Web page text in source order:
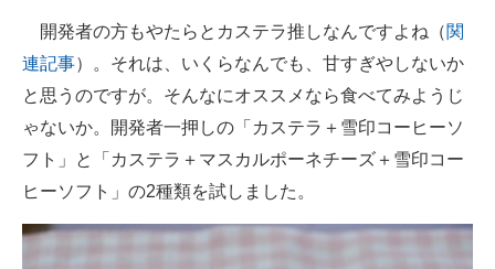
開発者の方もやたらとカステラ推しなんですよね（関
連記事）。それは、いくらなんでも、甘すぎやしないか
と思うのですが。そんなにオススメなら食べてみようじ
ゃないか。開発者一押しの「カステラ＋雪印コーヒーソ
フト」と「カステラ＋マスカルポーネチーズ＋雪印コー
ヒーソフト」の2種類を試しました。